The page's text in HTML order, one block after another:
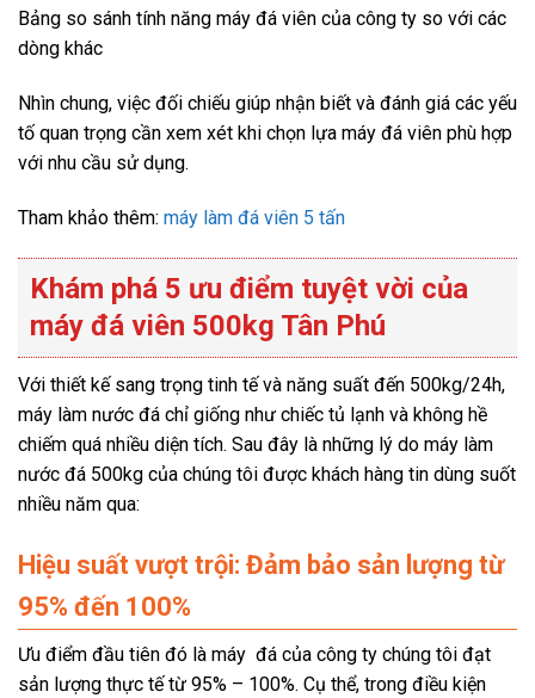
Bảng so sánh tính năng máy đá viên của công ty so với các
dòng khác
Nhìn chung, việc đối chiếu giúp nhận biết và đánh giá các yếu
tố quan trọng cần xem xét khi chọn lựa máy đá viên phù hợp
với nhu cầu sử dụng.
Tham khảo thêm: máy làm đá viên 5 tấn
Khám phá 5 ưu điểm tuyệt vời của
máy đá viên 500kg Tân Phú
Với thiết kế sang trọng tinh tế và năng suất đến 500kg/24h,
máy làm nước đá chỉ giống như chiếc tủ lạnh và không hề
chiếm quá nhiều diện tích. Sau đây là những lý do máy làm
nước đá 500kg của chúng tôi được khách hàng tin dùng suốt
nhiều năm qua:
Hiệu suất vượt trội: Đảm bảo sản lượng từ
95% đến 100%
Ưu điểm đầu tiên đó là máy đá của công ty chúng tôi đạt
sản lượng thực tế từ 95% – 100%. Cụ thể, trong điều kiện